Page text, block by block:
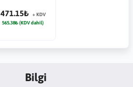
471.15₺
+ KDV
565.38₺ (KDV dahil)
Bilgi